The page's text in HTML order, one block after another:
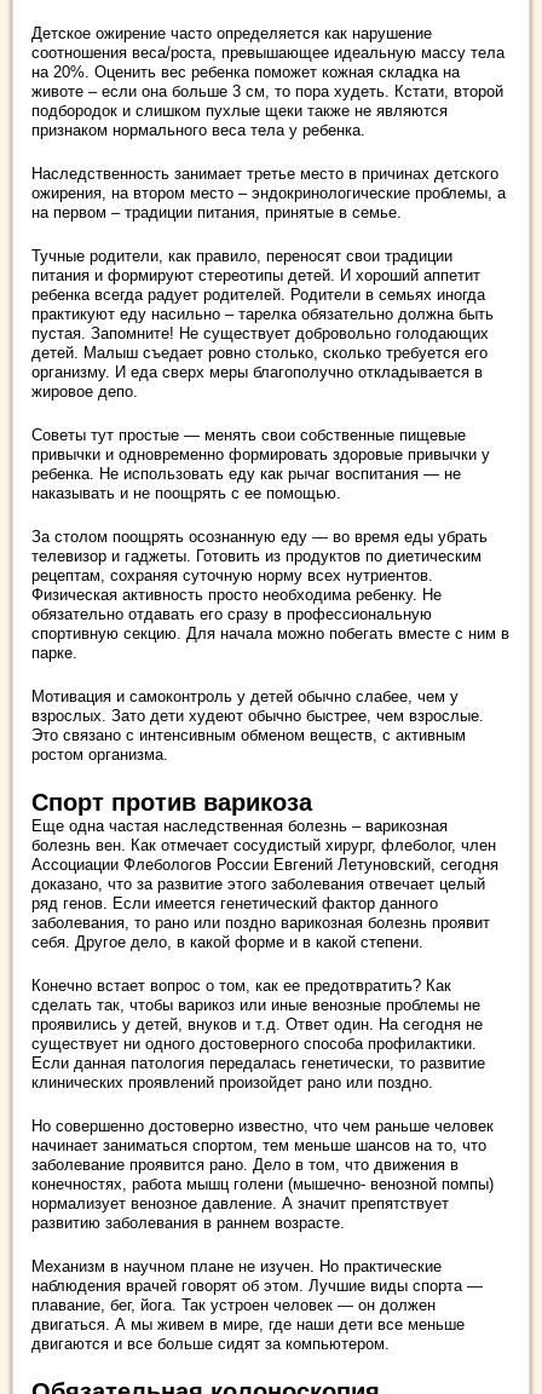
Детское ожирение часто определяется как нарушение
соотношения веса/роста, превышающее идеальную массу тела
на 20%. Оценить вес ребенка поможет кожная складка на
животе – если она больше 3 см, то пора худеть. Кстати, второй
подбородок и слишком пухлые щеки также не являются
признаком нормального веса тела у ребенка.
Наследственность занимает третье место в причинах детского
ожирения, на втором место – эндокринологические проблемы, а
на первом – традиции питания, принятые в семье.
Тучные родители, как правило, переносят свои традиции
питания и формируют стереотипы детей. И хороший аппетит
ребенка всегда радует родителей. Родители в семьях иногда
практикуют еду насильно – тарелка обязательно должна быть
пустая. Запомните! Не существует добровольно голодающих
детей. Малыш съедает ровно столько, сколько требуется его
организму. И еда сверх меры благополучно откладывается в
жировое депо.
Советы тут простые — менять свои собственные пищевые
привычки и одновременно формировать здоровые привычки у
ребенка. Не использовать еду как рычаг воспитания — не
наказывать и не поощрять с ее помощью.
За столом поощрять осознанную еду — во время еды убрать
телевизор и гаджеты. Готовить из продуктов по диетическим
рецептам, сохраняя суточную норму всех нутриентов.
Физическая активность просто необходима ребенку. Не
обязательно отдавать его сразу в профессиональную
спортивную секцию. Для начала можно побегать вместе с ним в
парке.
Мотивация и самоконтроль у детей обычно слабее, чем у
взрослых. Зато дети худеют обычно быстрее, чем взрослые.
Это связано с интенсивным обменом веществ, с активным
ростом организма.
Спорт против варикоза
Еще одна частая наследственная болезнь – варикозная
болезнь вен. Как отмечает сосудистый хирург, флеболог, член
Ассоциации Флебологов России Евгений Летуновский, сегодня
доказано, что за развитие этого заболевания отвечает целый
ряд генов. Если имеется генетический фактор данного
заболевания, то рано или поздно варикозная болезнь проявит
себя. Другое дело, в какой форме и в какой степени.
Конечно встает вопрос о том, как ее предотвратить? Как
сделать так, чтобы варикоз или иные венозные проблемы не
проявились у детей, внуков и т.д. Ответ один. На сегодня не
существует ни одного достоверного способа профилактики.
Если данная патология передалась генетически, то развитие
клинических проявлений произойдет рано или поздно.
Но совершенно достоверно известно, что чем раньше человек
начинает заниматься спортом, тем меньше шансов на то, что
заболевание проявится рано. Дело в том, что движения в
конечностях, работа мышц голени (мышечно- венозной помпы)
нормализует венозное давление. А значит препятствует
развитию заболевания в раннем возрасте.
Механизм в научном плане не изучен. Но практические
наблюдения врачей говорят об этом. Лучшие виды спорта —
плавание, бег, йога. Так устроен человек — он должен
двигаться. А мы живем в мире, где наши дети все меньше
двигаются и все больше сидят за компьютером.